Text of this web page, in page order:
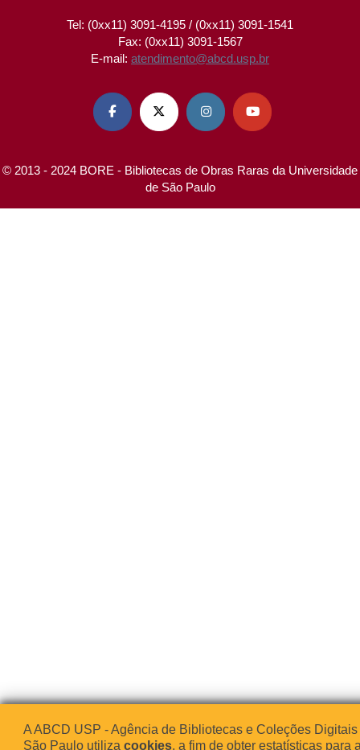
Tel: (0xx11) 3091-4195 / (0xx11) 3091-1541
Fax: (0xx11) 3091-1567
E-mail: atendimento@abcd.usp.br
   
© 2013 - 2024 BORE - Bibliotecas de Obras Raras da Universidade
de São Paulo
A ABCD USP - Agência de Bibliotecas e Coleções
São Paulo utiliza cookies, a fim de obter estatísticas para